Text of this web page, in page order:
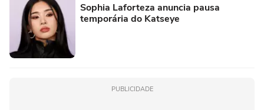
Sophia Laforteza anuncia pausa
temporária do Katseye
PUBLICIDADE